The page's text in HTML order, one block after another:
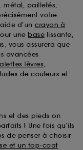
métal, pailletés,
votre
d’un crayon à
une base lissante,
vous assurera que
avancées
lèvres,
de couleurs et
et des pieds on
! Une fois qu’ils
de penser à choisir
et un top-coat